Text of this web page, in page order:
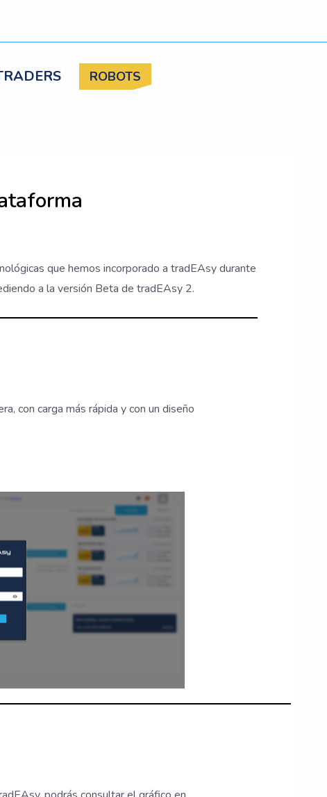
ROBOTS
que hemos incorporado a tradEAsy durante
a la versión Beta de tradEAsy 2.
con carga más rápida y con un diseño